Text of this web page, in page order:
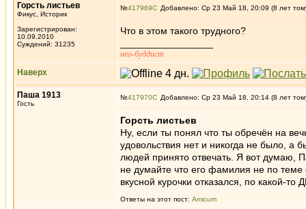
Горсть листьев
Фикус, Историк
Зарегистрирован:
10.09.2010
Суждений: 31235
№417969 Добавлено: Ср 23 Май 18, 20:09 (8 лет
Что в этом такого трудного?
нео-буддист
Наверх
Паша 1913
Гость
№417970 Добавлено: Ср 23 Май 18, 20:14 (8 лет
Горсть листьев
Ну, если ты понял что ты обречён на
удовольствия нет и никогда не было, а
людей принято отвечать. Я вот думаю,
не думайте что его фамилия не по
вкусной курочки отказался, по какой-
Ответы на этот пост: Amicum